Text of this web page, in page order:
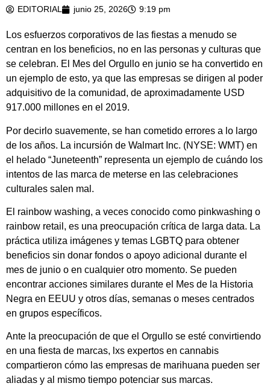
EDITORIAL junio 25, 2026 9:19 pm
Los esfuerzos corporativos de las fiestas a menudo se
centran en los beneficios, no en las personas y culturas que
se celebran. El Mes del Orgullo en junio se ha convertido en
un ejemplo de esto, ya que las empresas se dirigen al poder
adquisitivo de la comunidad, de aproximadamente USD
917.000 millones en el 2019.
Por decirlo suavemente, se han cometido errores a lo largo
de los años. La incursión de Walmart Inc. (NYSE: WMT) en
el helado “Juneteenth” representa un ejemplo de cuándo los
intentos de las marca de meterse en las celebraciones
culturales salen mal.
El rainbow washing, a veces conocido como pinkwashing o
rainbow retail, es una preocupación crítica de larga data. La
práctica utiliza imágenes y temas LGBTQ para obtener
beneficios sin donar fondos o apoyo adicional durante el
mes de junio o en cualquier otro momento. Se pueden
encontrar acciones similares durante el Mes de la Historia
Negra en EEUU y otros días, semanas o meses centrados
en grupos específicos.
Ante la preocupación de que el Orgullo se esté convirtiendo
en una fiesta de marcas, lxs expertos en cannabis
compartieron cómo las empresas de marihuana pueden ser
aliadas y al mismo tiempo potenciar sus marcas.